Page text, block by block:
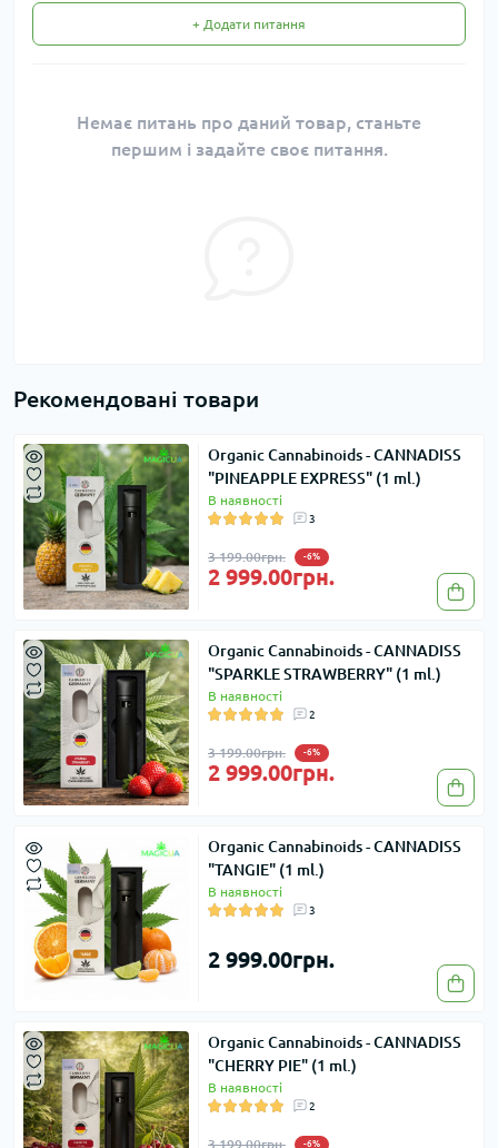
+ Додати питання
Немає питань про даний товар, станьте
першим і задайте своє питання.
Рекомендовані товари
Organic Cannabinoids - CANNADISS
"PINEAPPLE EXPRESS" (1 ml.)
В наявності
3
3 199.00грн. -6%
2 999.00грн.
Organic Cannabinoids - CANNADISS
"SPARKLE STRAWBERRY" (1 ml.)
В наявності
2
3 199.00грн. -6%
2 999.00грн.
Organic Cannabinoids - CANNADISS
"TANGIE" (1 ml.)
В наявності
3
2 999.00грн.
Organic Cannabinoids - CANNADISS
"CHERRY PIE" (1 ml.)
В наявності
2
3 199.00грн. -6%